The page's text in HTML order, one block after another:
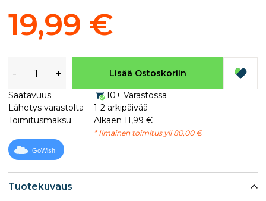
Tuotekuvaus
19,99 €
- + Lisää Ostoskoriin
Saatavuus
10+ Varastossa
Lähetys varastolta
1-2 arkipäivää
Toimitusmaksu
Alkaen 11,99 €
* Ilmainen toimitus yli 80,00 €
GoWish